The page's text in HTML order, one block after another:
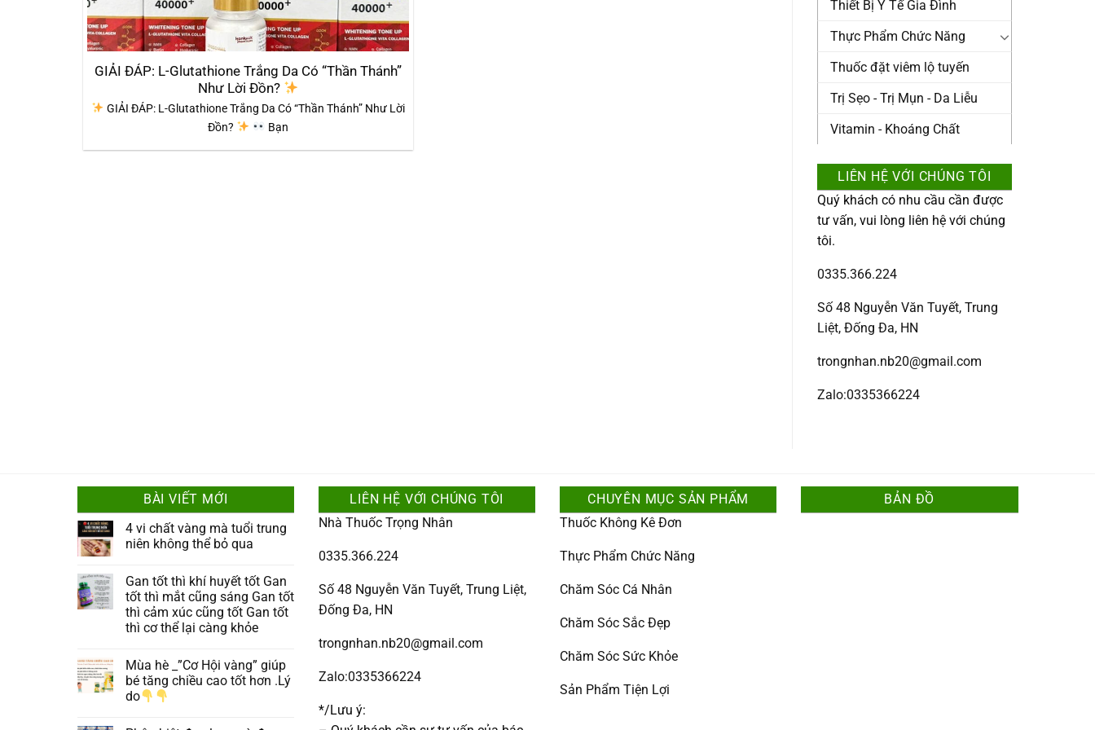
GIẢI ĐÁP: L-Glutathione Trắng Da Có “Thần Thánh”
Như Lời Đồn?
GIẢI ĐÁP: L-Glutathione Trắng Da Có “Thần Thánh” Như Lời
Đồn?
Bạn
Thiết Bị Y Tế Gia Đình
Thực Phẩm Chức Năng
Thuốc đặt viêm lộ tuyến
Trị Sẹo - Trị Mụn - Da Liễu
Vitamin - Khoáng Chất
LIÊN HỆ VỚI CHÚNG TÔI
Quý khách có nhu cầu cần được
tư vấn, vui lòng liên hệ với chúng
tôi.
0335.366.224
Số 48 Nguyễn Văn Tuyết, Trung
Liệt, Đống Đa, HN
trongnhan.nb20@gmail.com
Zalo:0335366224
BÀI VIẾT MỚI
4 vi chất vàng mà tuổi trung
niên không thể bỏ qua
Gan tốt thì khí huyết tốt Gan
tốt thì mắt cũng sáng Gan tốt
thì cảm xúc cũng tốt Gan tốt
thì cơ thể lại càng khỏe
Mùa hè _”Cơ Hội vàng” giúp
bé tăng chiều cao tốt hơn .Lý
do
LIÊN HỆ VỚI CHÚNG TÔI
Nhà Thuốc Trọng Nhân
0335.366.224
Số 48 Nguyễn Văn Tuyết, Trung Liệt,
Đống Đa, HN
trongnhan.nb20@gmail.com
Zalo:0335366224
*/Lưu ý:
CHUYÊN MỤC SẢN PHẨM
Thuốc Không Kê Đơn
Thực Phẩm Chức Năng
Chăm Sóc Cá Nhân
Chăm Sóc Sắc Đẹp
Chăm Sóc Sức Khỏe
Sản Phẩm Tiện Lợi
BẢN ĐỒ